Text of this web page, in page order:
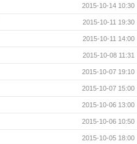
2015-10-14 10:30
2015-10-11 19:30
2015-10-11 14:00
2015-10-08 11:31
2015-10-07 19:10
2015-10-07 15:00
2015-10-06 13:00
2015-10-06 10:50
2015-10-05 18:00